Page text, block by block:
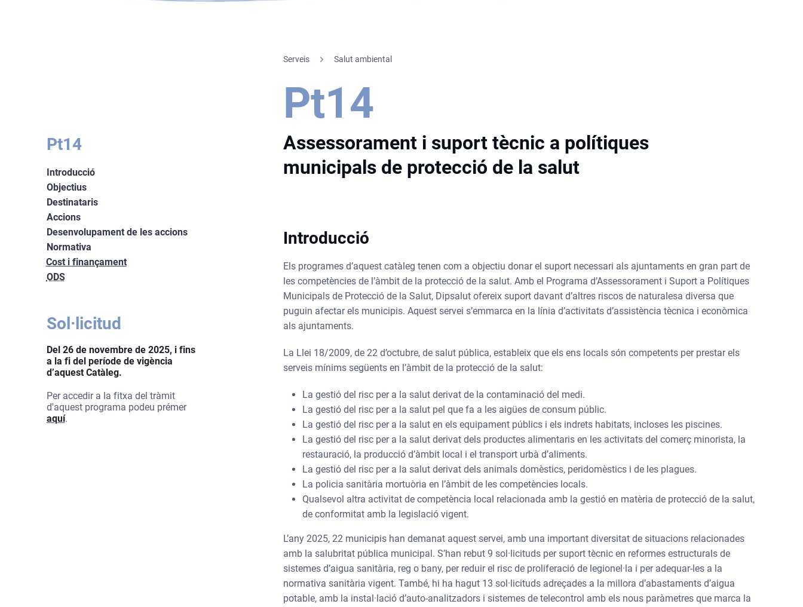
Pt14
Introducció
Objectius
Destinataris
Accions
Desenvolupament de les accions
Normativa
Cost i finançament
ODS
Sol·licitud
Del 26 de novembre de 2025, i fins
a la fi del període de vigència
d’aquest Catàleg.
Per accedir a la fitxa del tràmit
d'aquest programa podeu prémer
aquí.
Serveis Salut ambiental
Pt14
Assessorament i suport tècnic a polítiques
municipals de protecció de la salut
Introducció
Els programes d’aquest catàleg tenen com a objectiu donar el suport necessari als ajuntaments en gran part de
les competències de l’àmbit de la protecció de la salut. Amb el Programa d’Assessorament i Suport a Polítiques
Municipals de Protecció de la Salut, Dipsalut ofereix suport davant d’altres riscos de naturalesa diversa que
puguin afectar els municipis. Aquest servei s’emmarca en la línia d’activitats d’assistència tècnica i econòmica
als ajuntaments.
La Llei 18/2009, de 22 d’octubre, de salut pública, estableix que els ens locals són competents per prestar els
serveis mínims següents en l’àmbit de la protecció de la salut:
La gestió del risc per a la salut derivat de la contaminació del medi.
La gestió del risc per a la salut pel que fa a les aigües de consum públic.
La gestió del risc per a la salut en els equipament públics i els indrets habitats, incloses les piscines.
La gestió del risc per a la salut derivat dels productes alimentaris en les activitats del comerç minorista, la
restauració, la producció d’àmbit local i el transport urbà d’aliments.
La gestió del risc per a la salut derivat dels animals domèstics, peridomèstics i de les plagues.
La policia sanitària mortuòria en l’àmbit de les competències locals.
Qualsevol altra activitat de competència local relacionada amb la gestió en matèria de protecció de la salut,
de conformitat amb la legislació vigent.
L’any 2025, 22 municipis han demanat aquest servei, amb una important diversitat de situacions relacionades
amb la salubritat pública municipal. S’han rebut 9 sol·licituds per suport tècnic en reformes estructurals de
sistemes d’aigua sanitària, reg o bany, per reduir el risc de proliferació de legionel·la i per adequar-les a la
normativa sanitària vigent. També, hi ha hagut 13 sol·licituds adreçades a la millora d’abastaments d’aigua
potable, amb la instal·lació d’auto-analitzadors i sistemes de telecontrol amb els nous paràmetres que marca la